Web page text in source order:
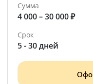
Сумма
4 000 – 30 000 ₽
Срок
5 - 30 дней